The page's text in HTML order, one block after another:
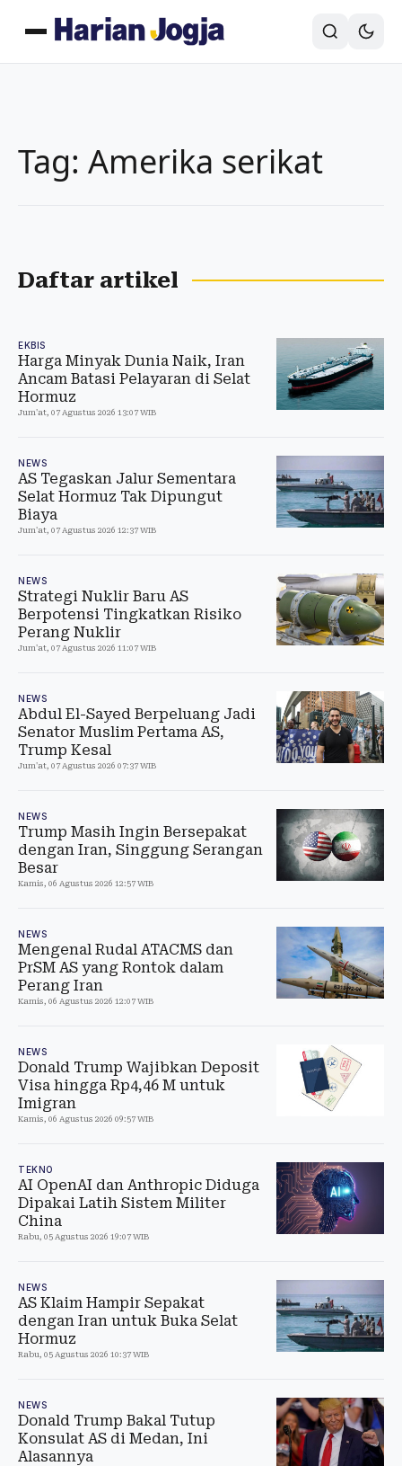
Tag: Amerika serikat
Daftar artikel
EKBIS
Harga Minyak Dunia Naik, Iran
Ancam Batasi Pelayaran di Selat
Hormuz
Jum'at, 07 Agustus 2026 13:07 WIB
NEWS
AS Tegaskan Jalur Sementara
Selat Hormuz Tak Dipungut
Biaya
Jum'at, 07 Agustus 2026 12:37 WIB
NEWS
Strategi Nuklir Baru AS
Berpotensi Tingkatkan Risiko
Perang Nuklir
Jum'at, 07 Agustus 2026 11:07 WIB
NEWS
Abdul El-Sayed Berpeluang Jadi
Senator Muslim Pertama AS,
Trump Kesal
Jum'at, 07 Agustus 2026 07:37 WIB
NEWS
Trump Masih Ingin Bersepakat
dengan Iran, Singgung Serangan
Besar
Kamis, 06 Agustus 2026 12:57 WIB
NEWS
Mengenal Rudal ATACMS dan
PrSM AS yang Rontok dalam
Perang Iran
Kamis, 06 Agustus 2026 12:07 WIB
NEWS
Donald Trump Wajibkan Deposit
Visa hingga Rp4,46 M untuk
Imigran
Kamis, 06 Agustus 2026 09:57 WIB
TEKNO
AI OpenAI dan Anthropic Diduga
Dipakai Latih Sistem Militer
China
Rabu, 05 Agustus 2026 19:07 WIB
NEWS
AS Klaim Hampir Sepakat
dengan Iran untuk Buka Selat
Hormuz
Rabu, 05 Agustus 2026 10:37 WIB
NEWS
Donald Trump Bakal Tutup
Konsulat AS di Medan, Ini
Alasannya